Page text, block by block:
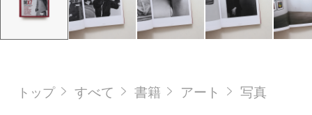
トップ すべて 書籍 アート 写真